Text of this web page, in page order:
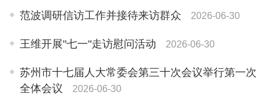
革命工作，期颐之年仍关心苏州各项事业...
范波调研信访工作并接待来访群众 2026-06-30
王维开展"七一"走访慰问活动 2026-06-30
苏州市十七届人大常委会第三十次会议举行第一次
全体会议
2026-06-30